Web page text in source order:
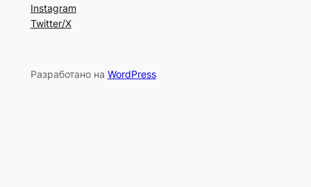
Instagram
Twitter/X
Разработано на WordPress